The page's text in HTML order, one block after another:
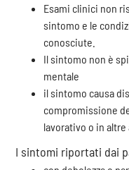
Esami clinici non
sintomo e le
conosciute.
Il sintomo non è
mentale
il sintomo causa
compromissione
lavorativo o in
I sintomi riportati dai